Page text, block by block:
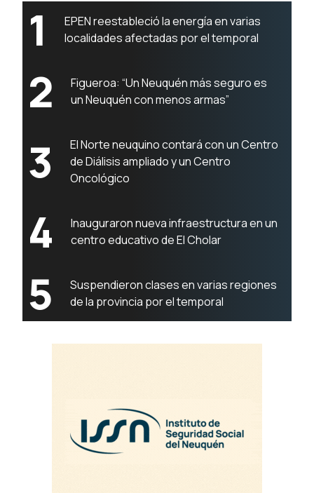
1
EPEN reestableció la energía en varias
localidades afectadas por el temporal
2
Figueroa: “Un Neuquén más seguro es
un Neuquén con menos armas”
3
El Norte neuquino contará con un Centro
de Diálisis ampliado y un Centro
Oncológico
4
Inauguraron nueva infraestructura en un
centro educativo de El Cholar
5
Suspendieron clases en varias regiones
de la provincia por el temporal